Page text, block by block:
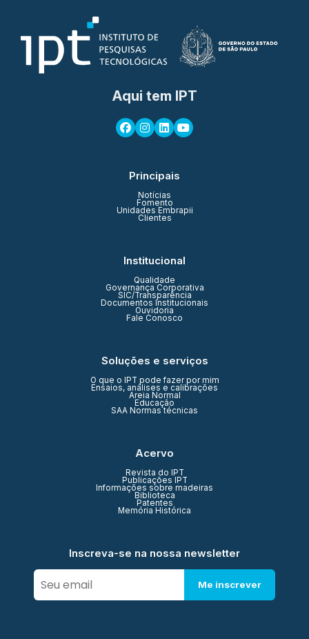
Aqui tem IPT
Principais
Notícias
Fomento
Unidades Embrapii
Clientes
Institucional
Qualidade
Governança Corporativa
SIC/Transparência
Documentos Institucionais
Ouvidoria
Fale Conosco
Soluções e serviços
O que o IPT pode fazer por mim
Ensaios, análises e calibrações
Areia Normal
Educação
SAA Normas técnicas
Acervo
Revista do IPT
Publicações IPT
Informações sobre madeiras
Biblioteca
Patentes
Memória Histórica
Inscreva-se na nossa newsletter
Me inscrever